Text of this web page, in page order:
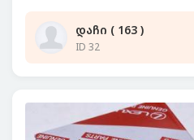
დაჩი ( 163 )
ID 32